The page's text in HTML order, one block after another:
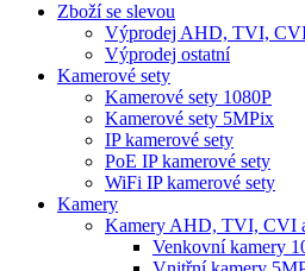
Zboží se slevou
Výprodej AHD, TVI,
Výprodej ostatní
Kamerové sety
Kamerové sety 1080P
Kamerové sety 5MPix
IP kamerové sety
PoE IP kamerové sety
WiFi IP kamerové sety
Kamery
Kamery AHD, TVI, CVI
Venkovní kamery